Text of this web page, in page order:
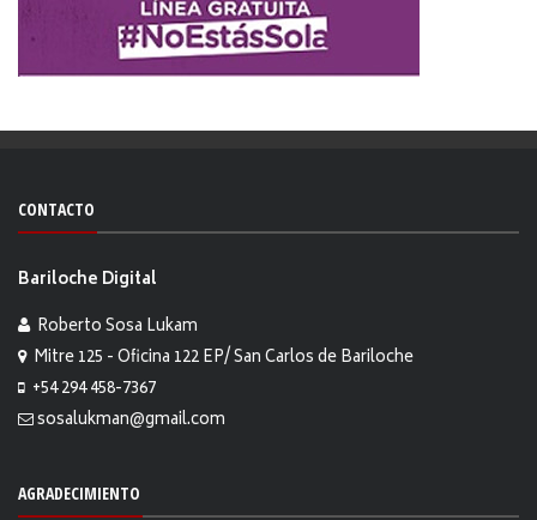
CONTACTO
Bariloche Digital
Roberto Sosa Lukam
Mitre 125 - Oficina 122 EP/ San Carlos de Bariloche
+54 294 458-7367
sosalukman@gmail.com
AGRADECIMIENTO